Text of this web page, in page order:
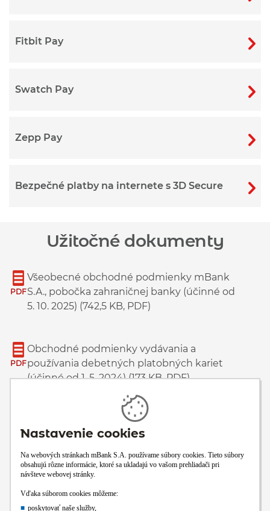
Fitbit Pay
Swatch Pay
Zepp Pay
Bezpečné platby na internete s 3D Secure
Užitočné dokumenty
PDF
Všeobecné obchodné podmienky mBank
S.A., pobočka zahraničnej banky (účinné od
5. 10. 2025) (742,5 KB, PDF)
PDF
Obchodné podmienky vydávania a
používania debetných platobných kariet
(účinné od 1. 5. 2024) (173 KB, PDF)
PDF
Sadzobník poplatkov mBank (platný od 1. 6.
2026) (1,278,5 KB, PDF)
PDF
Autorizačné limity pre platobné karty a
bezkontaktné transakcie (41,5 KB, PDF)